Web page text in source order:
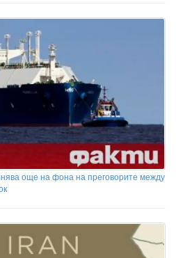
още на фона на преговорите между